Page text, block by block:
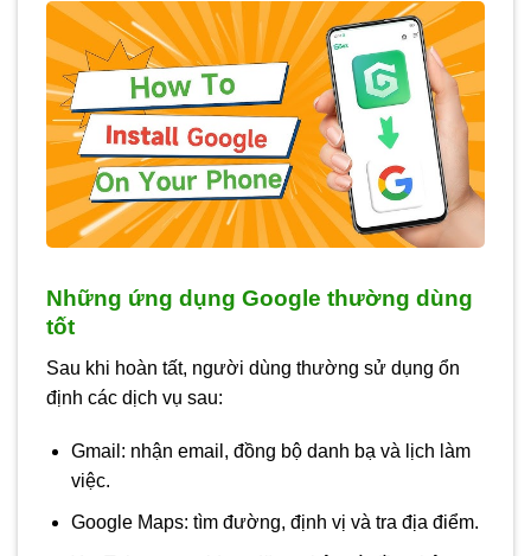
Những ứng dụng Google thường dùng
tốt
Sau khi hoàn tất, người dùng thường sử dụng ổn
định các dịch vụ sau:
Gmail: nhận email, đồng bộ danh bạ và lịch làm
việc.
Google Maps: tìm đường, định vị và tra địa điểm.